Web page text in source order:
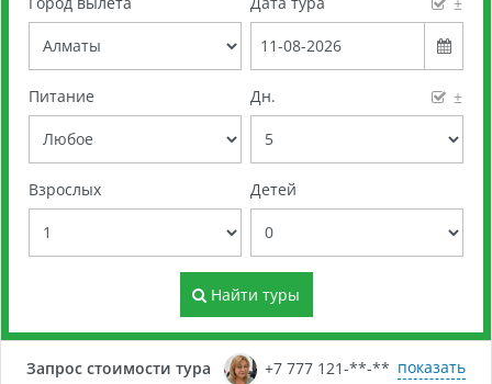
Питание Дн. ±
Взрослых Детей
Найти туры
Запрос стоимости тура +7 777 121-**-** показать